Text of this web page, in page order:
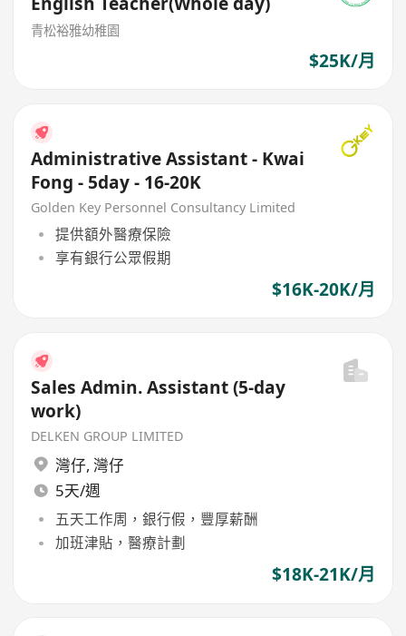
青松裕雅幼稚園
$25K/月
Administrative Assistant - Kwai
Fong - 5day - 16-20K
Golden Key Personnel Consultancy Limited
提供額外醫療保險
享有銀行公眾假期
$16K-20K/月
Sales Admin. Assistant (5-day
work)
DELKEN GROUP LIMITED
灣仔, 灣仔
5天/週
五天工作周，銀行假，豐厚薪酬
加班津貼，醫療計劃
$18K-21K/月